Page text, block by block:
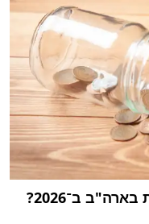
כמה צריך להרוויח כדי לקנות בית בארה"ב ב־2026?